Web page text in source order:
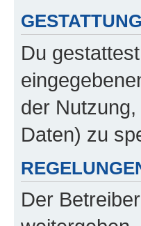
Du
der
Daten) zu
Der